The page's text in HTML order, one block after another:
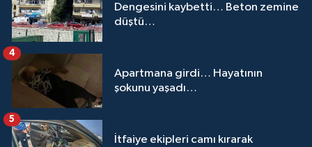
Dengesini kaybetti… Beton zemine
düştü…
Apartmana girdi… Hayatının
şokunu yaşadı…
4
İtfaiye ekipleri camı kırarak
5